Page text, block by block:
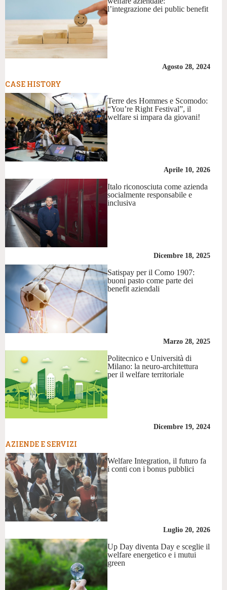
l’integrazione dei public benefit
Agosto 28, 2024
CASE HISTORY
Terre des Hommes e Scomodo:
“You’re Right Festival”, il
welfare si impara da giovani!
Aprile 10, 2026
Italo riconosciuta come azienda
socialmente responsabile e
inclusiva
Dicembre 18, 2025
Satispay per il Como 1907:
buoni pasto come parte dei
benefit aziendali
Marzo 28, 2025
Politecnico e Università di
Milano: la neuro-architettura
per il welfare territoriale
Dicembre 19, 2024
AZIENDE E SERVIZI
Welfare Integration, il futuro fa
i conti con i bonus pubblici
Luglio 20, 2026
Up Day diventa Day e sceglie il
welfare energetico e i mutui
green